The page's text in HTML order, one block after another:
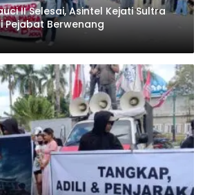
II Selesai, Asintel Kejati Sultra
Pejabat Berwenang